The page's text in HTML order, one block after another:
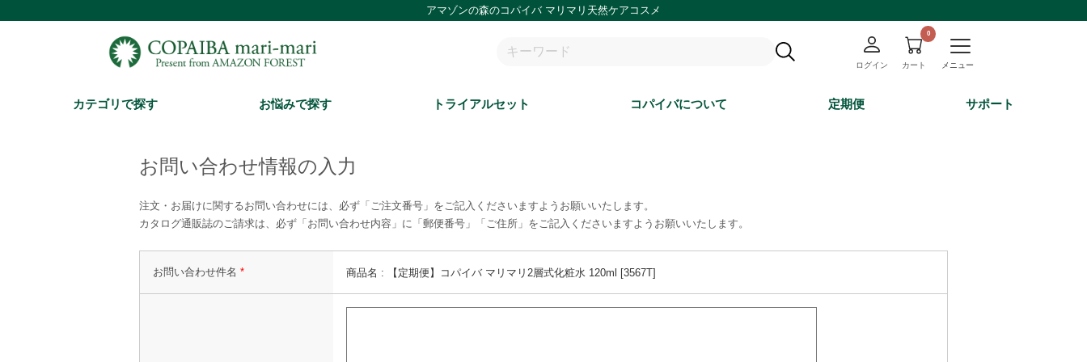
アマゾンの森のコパイバ マリマリ天然ケアコスメ
ログイン カート メニュー
カテゴリで探す お悩みで探す トライアルセット コパイバについて 定期便 サポート
お問い合わせ情報の入力
注文・お届けに関するお問い合わせには、必ず「ご注文番号」をご記入くださいますようお願いいたします。
カタログ通販誌のご請求は、必ず「お問い合わせ内容」に「郵便番号」「ご住所」をご記入くださいますようお願いいたします。
お問い合わせ件名 * 商品名 : 【定期便】コパイバ マリマリ2層式化粧水 120ml [3567T]